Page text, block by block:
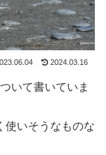
2024.03.16
いて書いていま
使いそうなものな